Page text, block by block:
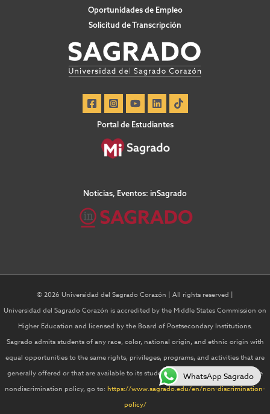
Oportunidades de Empleo
Solicitud de Transcripción
Portal de Estudiantes
Noticias, Eventos: inSagrado
© 2026 Universidad del Sagrado Corazón | All rights reserved |
Universidad del Sagrado Corazón is accredited by the Middle States Commission on
Higher Education and licensed by the Board of Postsecondary Institutions.
Sagrado admits students of any race, color, national origin, and ethnic origin with
equal opportunities to the same rights, privileges, programs, and activities that are
generally offered or that are available to its students For more information on the
nondiscrimination policy, go to:https://www.sagrado.edu/en/non-discrimination-
policy/
WhatsApp Sagrado